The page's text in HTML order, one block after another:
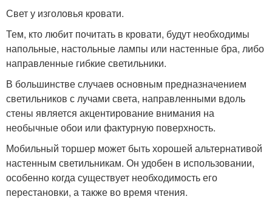
Свет у изголовья кровати.
Тем, кто любит почитать в кровати, будут необходимы
напольные, настольные лампы или настенные бра, либо
направленные гибкие светильники.
В большинстве случаев основным предназначением
светильников с лучами света, направленными вдоль
стены является акцентирование внимания на
необычные обои или фактурную поверхность.
Мобильный торшер может быть хорошей альтернативой
настенным светильникам. Он удобен в использовании,
особенно когда существует необходимость его
перестановки, а также во время чтения.